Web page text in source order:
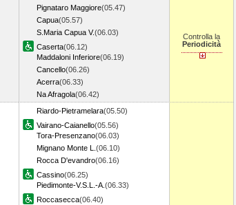
Pignataro Maggiore(05.47)
Capua(05.57)
S.Maria Capua V.(06.03)
Caserta(06.12)
Maddaloni Inferiore(06.19)
Cancello(06.26)
Acerra(06.33)
Na Afragola(06.42)
Controlla la
Periodicità
Riardo-Pietramelara(05.50)
Vairano-Caianello(05.56)
Tora-Presenzano(06.03)
Mignano Monte L. (06.10)
Rocca D'evandro(06.16)
Cassino(06.25)
Piedimonte-V.S.L.-A. (06.33)
Roccasecca(06.40)